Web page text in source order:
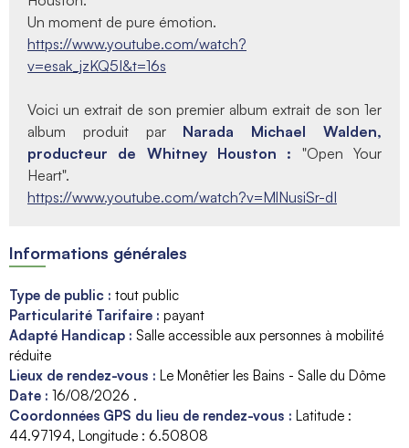
Un moment de pure émotion.
https://www.youtube.com/watch?
v=esak_jzKQ5I&t=16s
Voici un extrait de son premier album extrait de son 1er
album produit par Narada Michael Walden,
producteur de Whitney Houston : "Open Your
Heart".
https://www.youtube.com/watch?v=MlNusiSr-dI
Informations générales
Type de public : tout public
Particularité Tarifaire : payant
Adapté Handicap : Salle accessible aux personnes à mobilité
réduite
Lieux de rendez-vous : Le Monêtier les Bains - Salle du Dôme
Date : 16/08/2026 .
Coordonnées GPS du lieu de rendez-vous : Latitude :
44.97194 Longitude : 6.50808